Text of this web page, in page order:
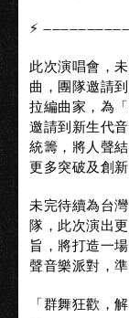
⚡
此次演唱會，
曲，團隊邀請
拉編曲家，為
邀請到新生代
統籌，將人聲
更多突破及創新
未完待續為台
隊，此次演出
旨，將打造一
聲音樂派對，
「群舞狂歡，